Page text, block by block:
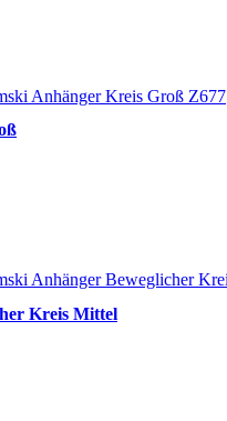
Kreis Mittel